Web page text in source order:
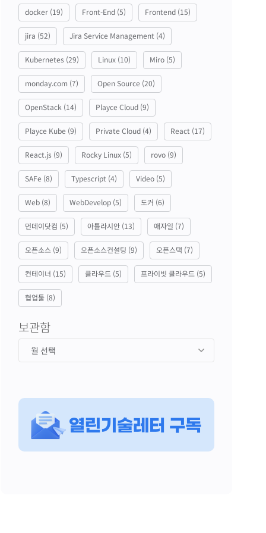
docker (19) Front-End (5) Frontend (15)
jira (52) Jira Service Management (4)
Kubernetes (29) Linux (10) Miro (5)
monday.com (7) Open Source (20)
OpenStack (14) Playce Cloud (9)
Playce Kube (9) Private Cloud (4) React (17)
React.js (9) Rocky Linux (5) rovo (9)
SAFe (8) Typescript (4) Video (5)
Web (8) WebDevelop (5) 도커 (6)
먼데이닷컴 (5) 아틀라시안 (13) 애자일 (7)
오픈소스 (9) 오픈소스컨설팅 (9) 오픈스택 (7)
컨테이너 (15) 클라우드 (5) 프라이빗 클라우드 (5)
협업툴 (8)
보관함